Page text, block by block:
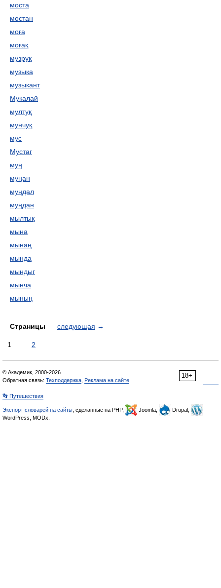
моста
мостан
моға
моғақ
музруқ
музыка
музыкант
Мукалай
мултуқ
мунчуқ
мус
Мустаг
муң
муңан
муңдал
муңдан
мылтық
мына
мынаң
мында
мындыг
мынча
мының
Страницы следующая →
1 2
18+
© Академик, 2000-2026
Обратная связь: Техподдержка Реклама на сайте
👣 Путешествия
Экспорт словарей на сайты , сделанные на PHP, Joomla,
Drupal,
WordPress, MODx.